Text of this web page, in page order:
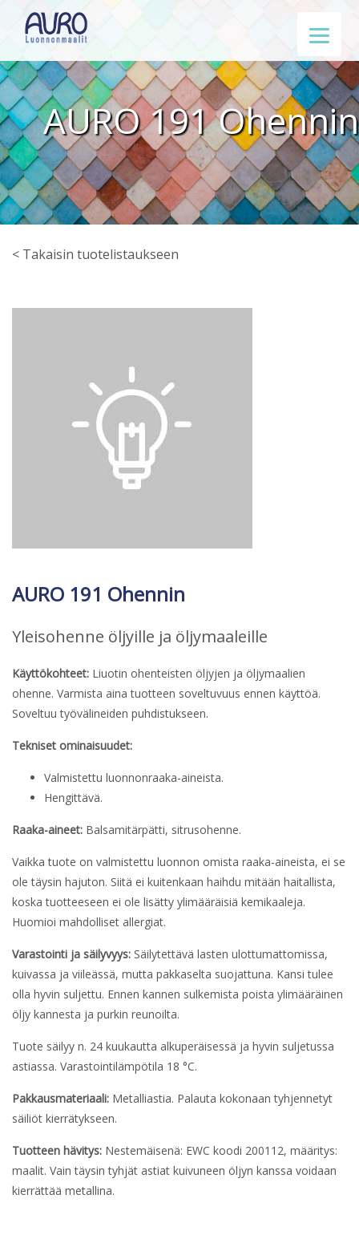
AURO 191 Ohennin
< Takaisin tuotelistaukseen
AURO 191 Ohennin
Yleisohenne öljyille ja öljymaaleille
Käyttökohteet: Liuotin ohenteisten öljyjen ja öljymaalien
ohenne. Varmista aina tuotteen soveltuvuus ennen käyttöä.
Soveltuu työvälineiden puhdistukseen.
Tekniset ominaisuudet:
Valmistettu luonnonraaka-aineista.
Hengittävä.
Raaka-aineet: Balsamitärpätti, sitrusohenne.
Vaikka tuote on valmistettu luonnon omista raaka-aineista, ei se
ole täysin hajuton. Siitä ei kuitenkaan haihdu mitään haitallista,
koska tuotteeseen ei ole lisätty ylimääräisiä kemikaaleja.
Huomioi mahdolliset allergiat.
Varastointi ja säilyvyys: Säilytettävä lasten ulottumattomissa,
kuivassa ja viileässä, mutta pakkaselta suojattuna. Kansi tulee
olla hyvin suljettu. Ennen kannen sulkemista poista ylimääräinen
öljy kannesta ja purkin reunoilta.
Tuote säilyy n. 24 kuukautta alkuperäisessä ja hyvin suljetussa
astiassa. Varastointilämpötila 18 °C.
Pakkausmateriaali: Metalliastia. Palauta kokonaan tyhjennetyt
säiliöt kierrätykseen.
Tuotteen hävitys: Nestemäisenä: EWC koodi 200112, määritys:
maalit. Vain täysin tyhjät astiat kuivuneen öljyn kanssa voidaan
kierrättää metallina.